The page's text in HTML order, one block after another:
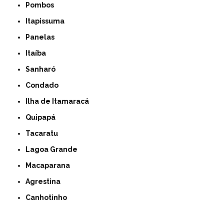
Pombos
Itapissuma
Panelas
Itaíba
Sanharó
Condado
Ilha de Itamaracá
Quipapá
Tacaratu
Lagoa Grande
Macaparana
Agrestina
Canhotinho